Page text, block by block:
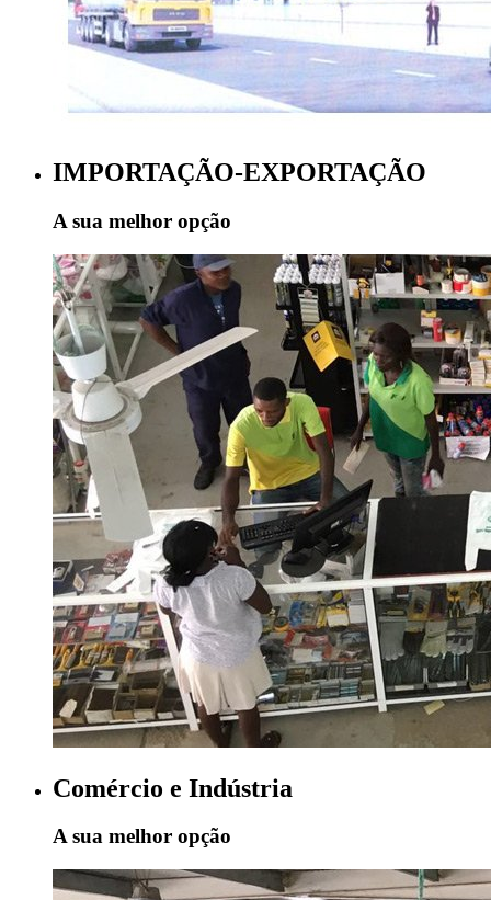
IMPORTAÇÃO-EXPORTAÇÃO
A sua melhor opção
Comércio e Indústria
A sua melhor opção